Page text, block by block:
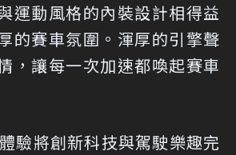
運動風格的內裝設計相得益
的賽車氛圍。渾厚的引擎聲
，讓每一次加速都喚起賽車
驗將創新科技與駕駛樂趣完